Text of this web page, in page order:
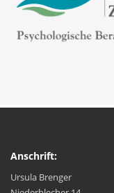
Anschrift:
Ursula Brenger